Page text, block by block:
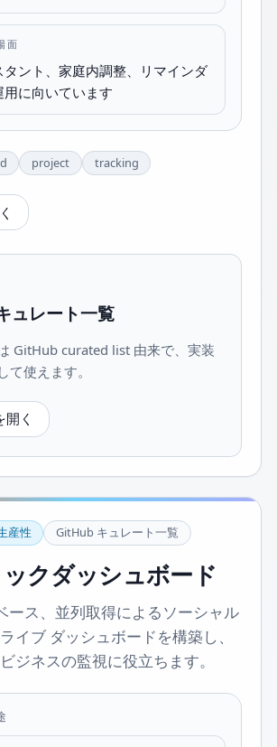
面
タント、家庭内調整、リマインダ
用に向いています
project tracking
ュレート一覧
GitHub curated list 由来で、実装
て使えます。
く
産性 GitHub キュレート一覧
クダッシュボード
ース、並列取得によるソーシャル
イブ ダッシュボードを構築し、
ジネスの監視に役立ちます。